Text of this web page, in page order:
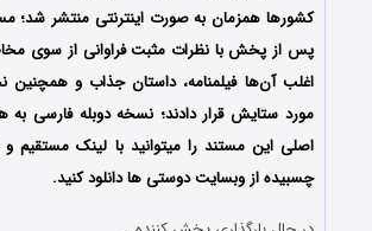
کشورها همزمان به صورت اینترنتی منتشر شد؛
پس از پخش با نظرات مثبت فراوانی از سوی
اغلب آن‌ها فیلمنامه، داستان جذاب و همچنین
مورد ستایش قرار دادند؛ نسخه دوبله فارسی به
اصلی این مستند را میتوانید با لینک مستقیم
چسبیده از وبسایت دوستی ها دانلود کنید.